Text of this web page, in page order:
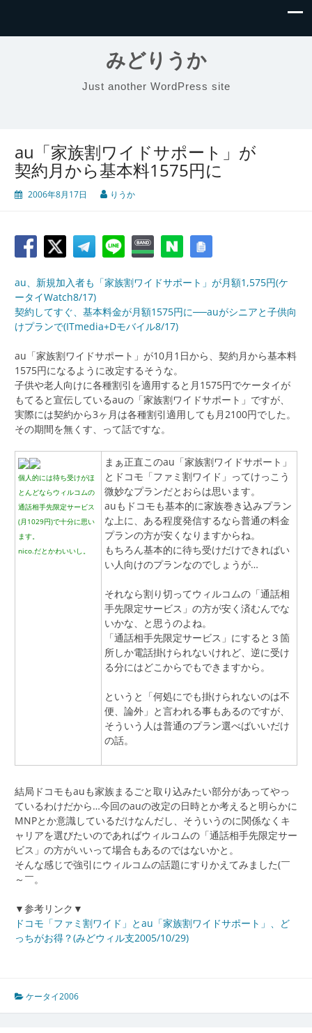
みどりうか
Just another WordPress site
au「家族割ワイドサポート」が
契約月から基本料1575円に
2006年8月17日 りうか
au、新規加入者も「家族割ワイドサポート」が月額1,575円(ケ
ータイWatch8/17)
契約してすぐ、基本料金が月額1575円に──auがシニアと子供向
けプランで(ITmedia+Dモバイル8/17)
au「家族割ワイドサポート」が10月1日から、契約月から基本料
1575円になるように改定するそうな。
子供や老人向けに各種割引を適用すると月1575円でケータイが
もてると宣伝しているauの「家族割ワイドサポート」ですが、
実際には契約から3ヶ月は各種割引適用しても月2100円でした。
その期間を無くす、って話ですな。
個人的には待ち受けがほ
とんどならウィルコムの
通話相手先限定サービス
(月1029円)で十分に思い
ます。
nico.だとかわいいし。
まぁ正直このau「家族割ワイドサポート」
とドコモ「ファミ割ワイド」ってけっこう
微妙なプランだとおらは思います。
auもドコモも基本的に家族巻き込みプラン
な上に、ある程度発信するなら普通の料金
プランの方が安くなりますからね。
もちろん基本的に待ち受けだけできればい
い人向けのプランなのでしょうが…
それなら割り切ってウィルコムの「通話相
手先限定サービス」の方が安く済むんでな
いかな、と思うのよね。
「通話相手先限定サービス」にすると３箇
所しか電話掛けられないけれど、逆に受け
る分にはどこからでもできますから。
というと「何処にでも掛けられないのは不
便、論外」と言われる事もあるのですが、
そういう人は普通のプラン選べばいいだけ
の話。
結局ドコモもauも家族まるごと取り込みたい部分があってやっ
ているわけだから…今回のauの改定の日時とか考えると明らかに
MNPとか意識しているだけなんだし、そういうのに関係なくキ
ャリアを選びたいのであればウィルコムの「通話相手先限定サー
ビス」の方がいいって場合もあるのではないかと。
そんな感じで強引にウィルコムの話題にすりかえてみました(￣
～￣。
▼参考リンク▼
ドコモ「ファミ割ワイド」とau「家族割ワイドサポート」、ど
っちがお得？(みどウィル支2005/10/29)
ケータイ2006